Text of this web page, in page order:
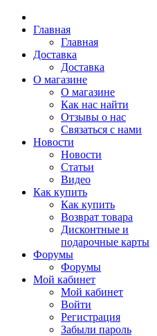
Главная
Главная
Доставка
Доставка
О магазине
О магазине
Как нас найти
Отзывы о нас
Связаться с нами
Новости
Новости
Статьи
Видео
Как купить
Как купить
Возврат товара
Дисконтные и
подарочные карты
Форумы
Форумы
Мой кабинет
Мой кабинет
Войти
Регистрация
Забыли пароль